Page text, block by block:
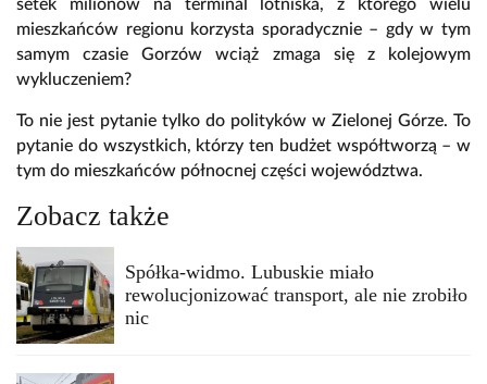
setek milionów na terminal lotniska, z którego wielu
mieszkańców regionu korzysta sporadycznie – gdy w tym
samym czasie Gorzów wciąż zmaga się z kolejowym
wykluczeniem?
To nie jest pytanie tylko do polityków w Zielonej Górze. To
pytanie do wszystkich, którzy ten budżet współtworzą – w
tym do mieszkańców północnej części województwa.
Zobacz także
Spółka-widmo. Lubuskie miało
rewolucjonizować transport, ale nie zrobiło
nic